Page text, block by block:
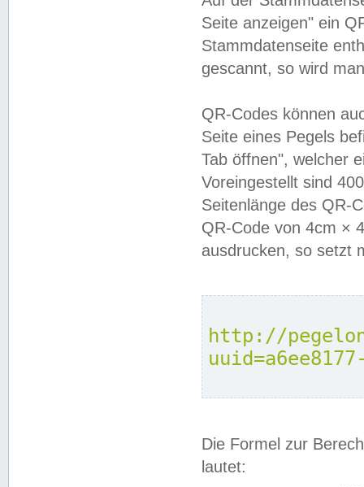
Seite anzeigen" ein
Stammdatenseite
gescannt, so wird
QR-Codes können
Seite eines Pegels
Tab öffnen", welcher
Voreingestellt sind
Seitenlänge des QR-
QR-Code von 4cm ×
ausdrucken, so setzt
http://
Die Formel zur
lautet: